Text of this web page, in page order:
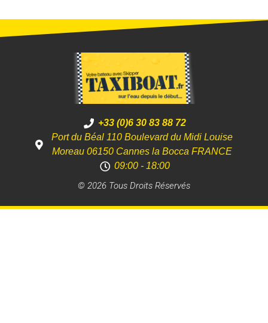
+33 (0)6 30 83 88 72
Port du Béal 110 Boulevard du Midi Louise
Moreau 06150 Cannes la Bocca FRANCE
09:00 - 18:00
© 2026 Tous Droits Réservés